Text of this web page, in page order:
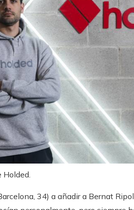
Holded.
​​34) a añadir a Bernat